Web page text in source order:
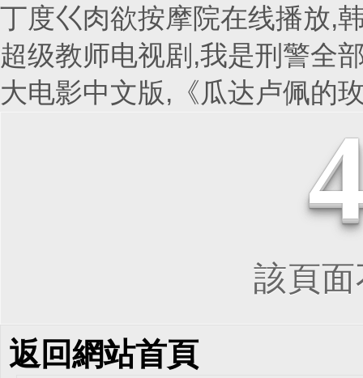
丁度巜肉欲按摩院在线播放,
超级教师电视剧,我是刑警全
大电影中文版,《瓜达卢佩的
該頁面
返回網站首頁